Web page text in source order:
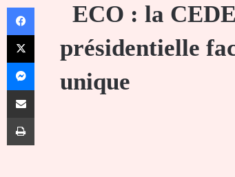
ECO : la
présidentielle
unique
Facebook
X
Messenger
Partager par email